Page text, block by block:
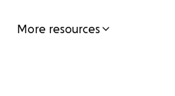
More resources